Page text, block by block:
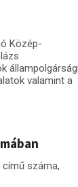
Közép-
állampolgársági
valamint a
című száma,